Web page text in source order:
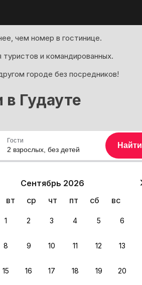
чем номер в гостинице.
и командированных.
городе без посредников!
Гудауте
Сентябрь 2026
вт ср чт пт сб вс
1 2 3 4 5 6
8 9 10 11 12 13
15 16 17 18 19 20
Гости
2 взрослых, без детей Найти
заданным фильтрам.